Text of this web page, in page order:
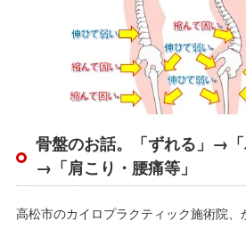
骨盤のお話。「ずれる」→「
→「肩こり・腰痛等」
高松市のカイロプラクティック施術院